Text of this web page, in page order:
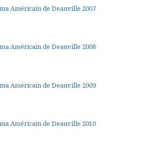
Américain de Deauville 2007
Américain de Deauville 2008
Américain de Deauville 2009
Américain de Deauville 2010